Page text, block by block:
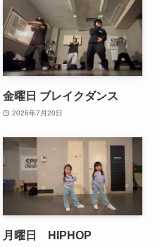
金曜日 ブレイクダンス
2026年7月20日
月曜日 HIPHOP